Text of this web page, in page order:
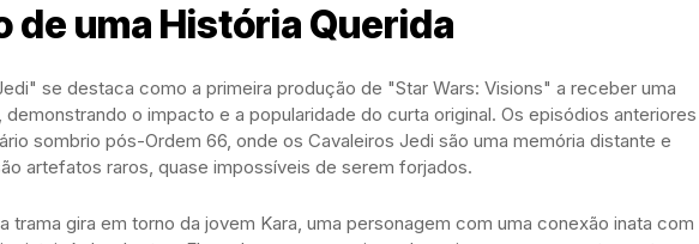
de uma História Querida
se destaca como a primeira produção de "Star Wars: Visions" a receber uma
o impacto e a popularidade do curta original. Os episódios anteriores
sombrio pós-Ordem 66, onde os Cavaleiros Jedi são uma memória distante e
artefatos raros, quase impossíveis de serem forjados.
trama gira em torno da jovem Kara, uma personagem com uma conexão inata com